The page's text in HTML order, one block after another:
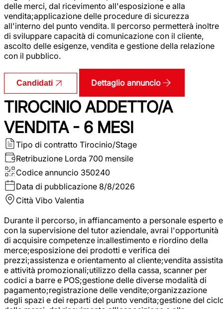
delle merci, dal ricevimento all'esposizione e alla
vendita;applicazione delle procedure di sicurezza
all'interno del punto vendita. Il percorso permetterà inoltre
di sviluppare capacità di comunicazione con il cliente,
ascolto delle esigenze, vendita e gestione della relazione
con il pubblico.
Candidati Dettaglio annuncio
TIROCINIO ADDETTO/A
VENDITA - 6 MESI
Tipo di contratto Tirocinio/Stage
Retribuzione Lorda 700 mensile
Codice annuncio 350240
Data di pubblicazione 8/8/2026
Città Vibo Valentia
Durante il percorso, in affiancamento a personale esperto e
con la supervisione del tutor aziendale, avrai l'opportunità
di acquisire competenze in:allestimento e riordino della
merce;esposizione dei prodotti e verifica dei
prezzi;assistenza e orientamento al cliente;vendita assistita
e attività promozionali;utilizzo della cassa, scanner per
codici a barre e POS;gestione delle diverse modalità di
pagamento;registrazione delle vendite;organizzazione
degli spazi e dei reparti del punto vendita;gestione del